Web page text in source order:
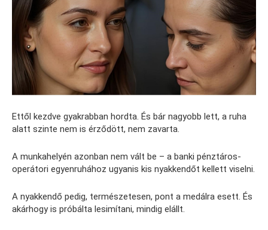
Ettől kezdve gyakrabban hordta. És bár nagyobb lett, a ruha
alatt szinte nem is érződött, nem zavarta.
A munkahelyén azonban nem vált be – a banki pénztáros-
operátori egyenruhához ugyanis kis nyakkendőt kellett viselni.
A nyakkendő pedig, természetesen, pont a medálra esett. És
akárhogy is próbálta lesimítani, mindig elállt.